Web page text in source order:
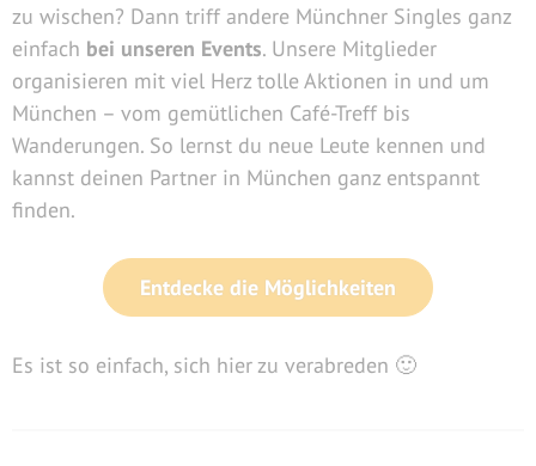
zu wischen? Dann triff andere Münchner Singles ganz
einfach bei unseren Events. Unsere Mitglieder
organisieren mit viel Herz tolle Aktionen in und um
München – vom gemütlichen Café-Treff bis
Wanderungen. So lernst du neue Leute kennen und
kannst deinen Partner in München ganz entspannt
finden.
Entdecke die Möglichkeiten
Es ist so einfach, sich hier zu verabreden 🙂